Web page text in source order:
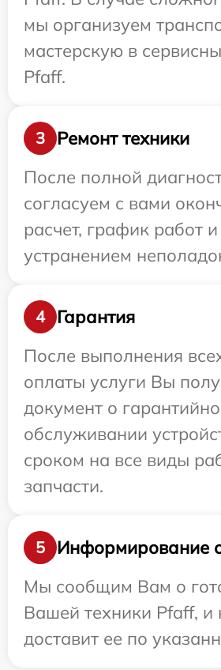
мы организуем
мастерскую в
Pfaff.
3
Ремонт техники
После полной
согласуем с вами
расчет, график работ
устранением
4
Гарантия
После выполнения
оплаты услуги Вы
документ о
обслуживании
сроком на все виды
запчасти.
5
Информирование
Мы сообщим Вам о
Вашей техники Pfaff, и
доставит ее по